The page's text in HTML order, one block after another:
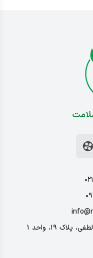
۱۹، واحد ۱